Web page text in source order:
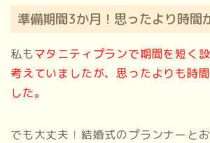
準備期間3か月！思ったより時間
私もマタニティプランで期間を短く
考えていましたが、思ったよりも時
した。
でも大丈夫！結婚式のプランナーと